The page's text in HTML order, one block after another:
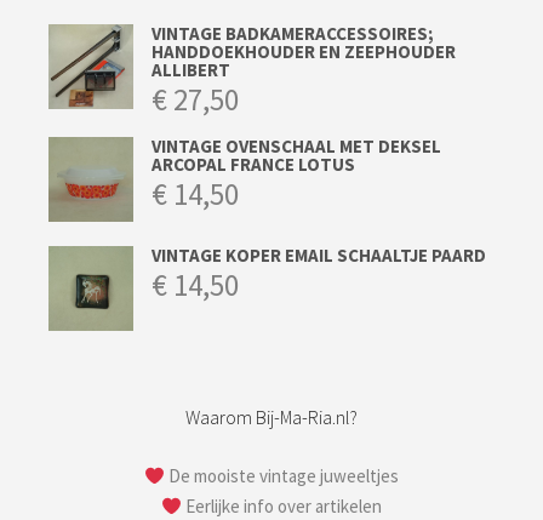
VINTAGE BADKAMERACCESSOIRES;
HANDDOEKHOUDER EN ZEEPHOUDER
ALLIBERT
€27,50
VINTAGE OVENSCHAAL MET DEKSEL
ARCOPAL FRANCE LOTUS
€ 14,50
VINTAGE KOPER EMAIL SCHAALTJE PAARD
€ 14,50
Waarom Bij-Ma-Ria.nl?
De mooiste vintage juweeltjes
Eerlijke info over artikelen